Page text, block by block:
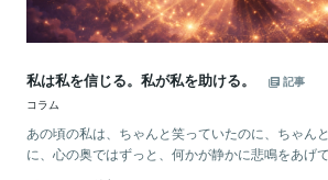
私は私を信じる。私が私を助ける。
記事
コラム
あの頃の私は、ちゃんと笑っていたのに、ちゃん
に、心の奥ではずっと、何かが静かに悲鳴をあげ